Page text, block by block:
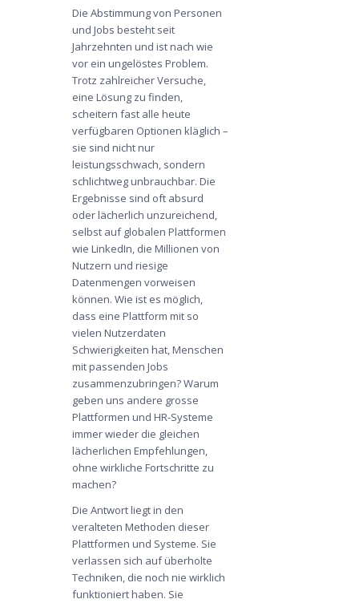
Die Abstimmung von Personen
und Jobs besteht seit
Jahrzehnten und ist nach wie
vor ein ungelöstes Problem.
Trotz zahlreicher Versuche,
eine Lösung zu finden,
scheitern fast alle heute
verfügbaren Optionen kläglich –
sie sind nicht nur
leistungsschwach, sondern
schlichtweg unbrauchbar. Die
Ergebnisse sind oft absurd
oder lächerlich unzureichend,
selbst auf globalen Plattformen
wie LinkedIn, die Millionen von
Nutzern und riesige
Datenmengen vorweisen
können. Wie ist es möglich,
dass eine Plattform mit so
vielen Nutzerdaten
Schwierigkeiten hat, Menschen
mit passenden Jobs
zusammenzubringen? Warum
geben uns andere grosse
Plattformen und HR-Systeme
immer wieder die gleichen
lächerlichen Empfehlungen,
ohne wirkliche Fortschritte zu
machen?
Die Antwort liegt in den
veralteten Methoden dieser
Plattformen und Systeme. Sie
verlassen sich auf überholte
Techniken, die noch nie wirklich
funktioniert haben. Sie